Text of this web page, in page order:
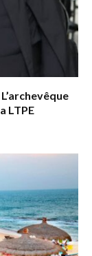
LTPE